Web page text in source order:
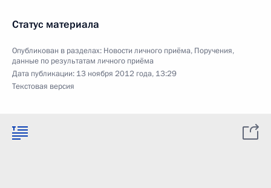
Статус материала
Опубликован в разделах: Новости личного приёма, Поручения,
данные по результатам личного приёма
Дата публикации: 13 ноября 2012 года, 13:29
Текстовая версия